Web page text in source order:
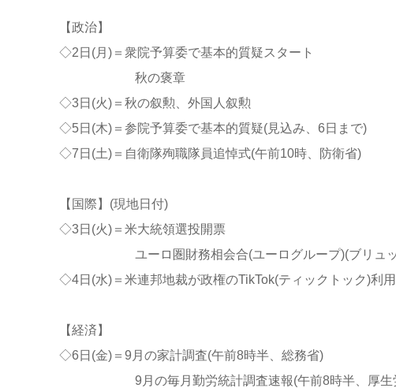
【政治】
◇2日(月)＝衆院予算委で基本的質疑スタート
秋の褒章
◇3日(火)＝秋の叙勲、外国人叙勲
◇5日(木)＝参院予算委で基本的質疑(見込み、6日まで)
◇7日(土)＝自衛隊殉職隊員追悼式(午前10時、防衛省)
【国際】(現地日付)
◇3日(火)＝米大統領選投開票
ユーロ圏財務相会合(ユーログループ)(ブリュッ
◇4日(水)＝米連邦地裁が政権のTikTok(ティックトック)利
【経済】
◇6日(金)＝9月の家計調査(午前8時半、総務省)
9月の毎月勤労統計調査速報(午前8時半、厚生